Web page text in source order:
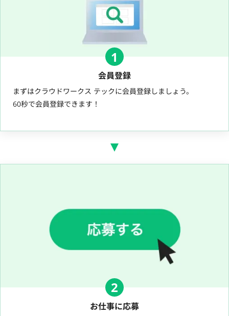
1
会員登録
まずはクラウドワークス テックに会員登録しましょう。
60秒で会員登録できます！
2
お仕事に応募